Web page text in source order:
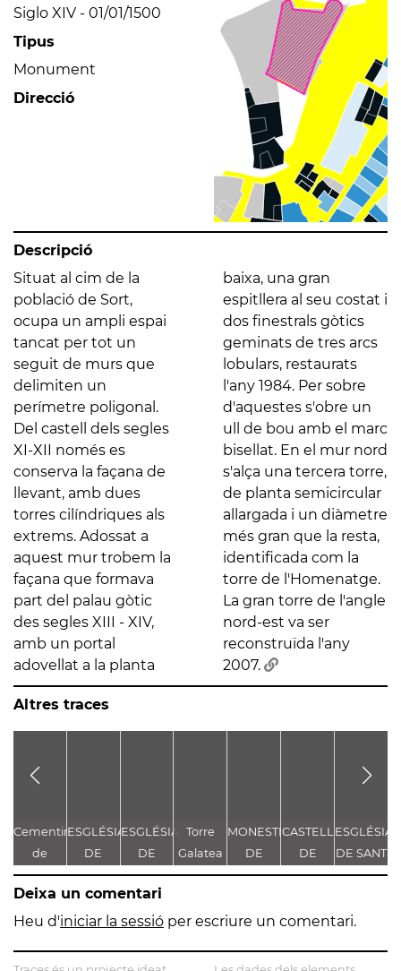
Siglo XIV - 01/01/1500
Tipus
Monument
Direcció
Descripció
Situat al cim de la
població de Sort,
ocupa un ampli espai
tancat per tot un
seguit de murs que
delimiten un
perímetre poligonal.
Del castell dels segles
XI-XII només es
conserva la façana de
llevant, amb dues
torres cilíndriques als
extrems. Adossat a
aquest mur trobem la
façana que formava
part del palau gòtic
des segles XIII - XIV,
amb un portal
adovellat a la planta
baixa, una gran
espitllera al seu costat i
dos finestrals gòtics
geminats de tres arcs
lobulars, restaurats
l'any 1984. Per sobre
d'aquestes s'obre un
ull de bou amb el marc
bisellat. En el mur nord
s'alça una tercera torre,
de planta semicircular
allargada i un diàmetre
més gran que la resta,
identificada com la
torre de l'Homenatge.
La gran torre de l'angle
nord-est va ser
reconstruïda l'any
2007.
Altres traces
Cementiri
de
Sinera
ESGLÉSIA
DE
SANTA
MARIA
DE
ESGLÉSIA
DE
SANTA
MARIA
Torre
Galatea
MONESTIR
DE
SANTA
DE
CASTELL
DE
VALLMOLL
ESGLÉSIA
DE SANT
JAUME
Deixa un comentari
Heu d'iniciar la sessió per escriure un comentari.